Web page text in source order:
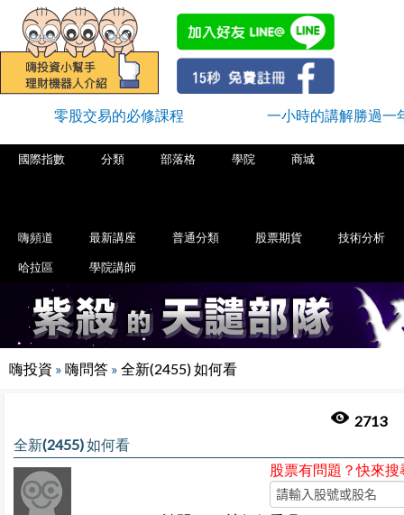
零股交易的必修課程 一小時的講解勝過一
國際指數 分類 部落格 學院 商城
嗨頻道 最新講座 普通分類 股票期貨 技術分析
哈拉區 學院講師
嗨投資 » 嗨問答 » 全新(2455) 如何看
2713
全新(2455) 如何看
股票有問題？快來搜